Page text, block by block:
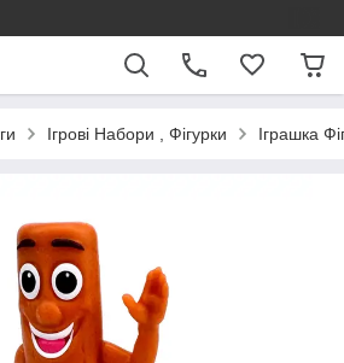
Ігрові Набори , Фігурки Іграшка